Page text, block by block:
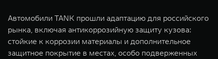
Автомобили TANK прошли адаптацию для российского
рынка, включая антикоррозийную защиту кузова:
стойкие к коррозии материалы и дополнительное
защитное покрытие в местах, особо подверженных